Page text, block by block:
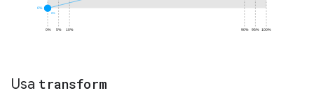
Usa transform